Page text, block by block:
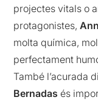
projectes vitals o
protagonistes,
molta química,
perfectament
També l’acurada
Bernadas és